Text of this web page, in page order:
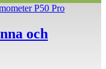
och